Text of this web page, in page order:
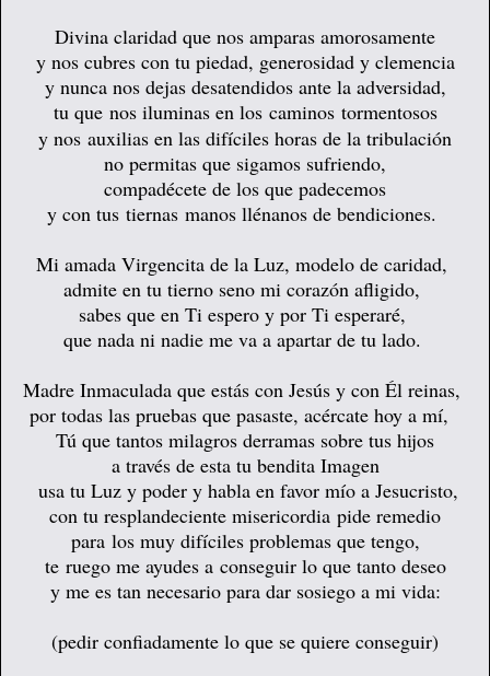
Divina claridad que nos amparas amorosamente
y nos cubres con tu piedad, generosidad y clemencia
y nunca nos dejas desatendidos ante la adversidad,
tu que nos iluminas en los caminos tormentosos
y nos auxilias en las difíciles horas de la tribulación
no permitas que sigamos sufriendo,
compadécete de los que padecemos
y con tus tiernas manos llénanos de bendiciones.
Mi amada Virgencita de la Luz, modelo de caridad,
admite en tu tierno seno mi corazón afligido,
sabes que en Ti espero y por Ti esperaré,
que nada ni nadie me va a apartar de tu lado.
Madre Inmaculada que estás con Jesús y con Él reinas,
por todas las pruebas que pasaste, acércate hoy a mí,
Tú que tantos milagros derramas sobre tus hijos
a través de esta tu bendita Imagen
usa tu Luz y poder y habla en favor mío a Jesucristo,
con tu resplandeciente misericordia pide remedio
para los muy difíciles problemas que tengo,
te ruego me ayudes a conseguir lo que tanto deseo
y me es tan necesario para dar sosiego a mi vida:
(pedir confiadamente lo que se quiere conseguir)